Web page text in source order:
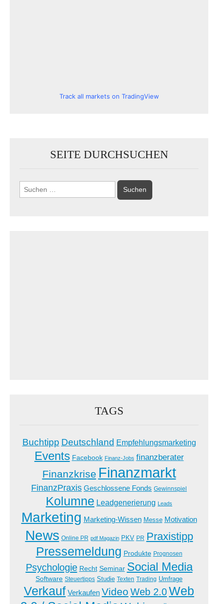
Track all markets on TradingView
SEITE DURCHSUCHEN
Suchen
nach:
TAGS
Buchtipp Deutschland Empfehlungsmarketing
Events Facebook Finanz-Jobs finanzberater
Finanzkrise Finanzmarkt
FinanzPraxis Geschlossene Fonds Gewinnspiel
Kolumne Leadgenerierung Leads
Marketing Marketing-Wissen Messe Motivation
News Online PR pdf Magazin PKV PR Praxistipp
Pressemeldung Produkte Prognosen
Psychologie Recht Seminar Social Media
Software Steuertipps Studie Texten Trading Umfrage
Verkauf Verkaufen Video Web 2.0Web